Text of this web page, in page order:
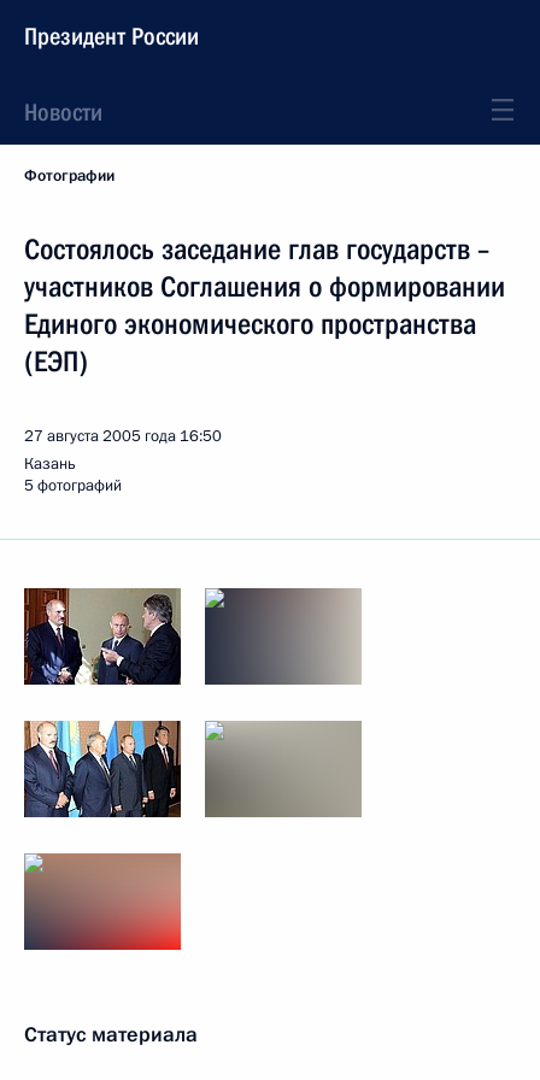
Президент России
Новости
Фотографии
Состоялось заседание глав государств –
участников Соглашения о формировании
Единого экономического пространства
(ЕЭП)
27 августа 2005 года 16:50
Казань
5 фотографий
Статус материала